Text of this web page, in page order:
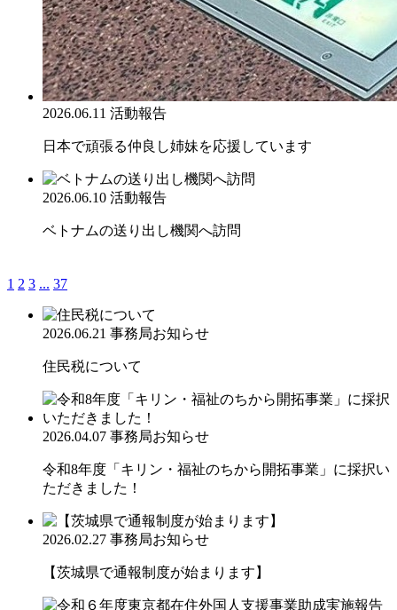
2026.06.11 活動報告
日本で頑張る仲良し姉妹を応援しています
2026.06.10 活動報告
ベトナムの送り出し機関へ訪問
1 2 3 ... 37
2026.06.21 事務局お知らせ
住民税について
2026.04.07 事務局お知らせ
令和8年度「キリン・福祉のちから開拓事業」に採択い
ただきました！
2026.02.27 事務局お知らせ
【茨城県で通報制度が始まります】